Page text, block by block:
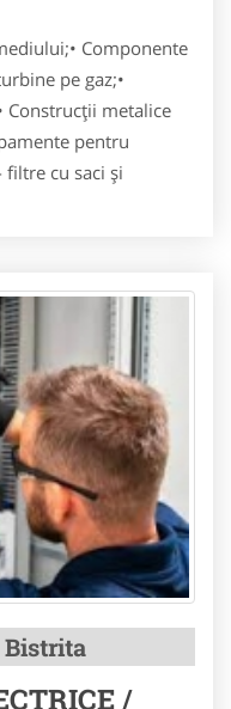
Componente
pe gaz;•
Construcţii metalice
pentru
cu saci şi
/